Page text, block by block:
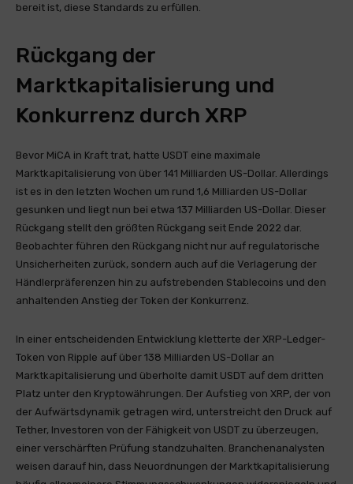
bereit ist, diese Standards zu erfüllen.
Rückgang der
Marktkapitalisierung und
Konkurrenz durch XRP
Bevor MiCA in Kraft trat, hatte USDT eine maximale
Marktkapitalisierung von über 141 Milliarden US-Dollar. Allerdings
ist es in den letzten Wochen um rund 1,6 Milliarden US-Dollar
gesunken und liegt nun bei etwa 137 Milliarden US-Dollar. Dieser
Rückgang stellt den größten Rückgang seit Ende 2022 dar.
Beobachter führen den Rückgang nicht nur auf regulatorische
Unsicherheiten zurück, sondern auch auf die Verlagerung der
Händlerpräferenzen hin zu aufstrebenden Stablecoins und den
anhaltenden Anstieg der Token der Konkurrenz.
In einer entscheidenden Entwicklung kletterte der XRP-Ledger-
Token von Ripple auf über 138 Milliarden US-Dollar an
Marktkapitalisierung und überholte damit USDT auf dem dritten
Platz unter den Kryptowährungen. Der Aufstieg von XRP, der von
der Aufwärtsdynamik getragen wird, unterstreicht den Druck auf
Tether, Investoren von der Fähigkeit von USDT zu überzeugen,
einer verschärften Prüfung standzuhalten. Branchenanalysten
weisen darauf hin, dass Neuordnungen der Marktkapitalisierung